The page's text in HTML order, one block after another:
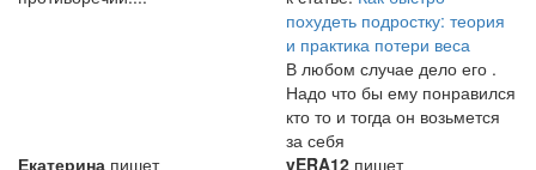
похудеть подростку: теория
и практика потери веса
В любом случае дело его .
Надо что бы ему понравился
кто то и тогда он возьмется
за себя
Екатерина пишет
vERA12 пишет